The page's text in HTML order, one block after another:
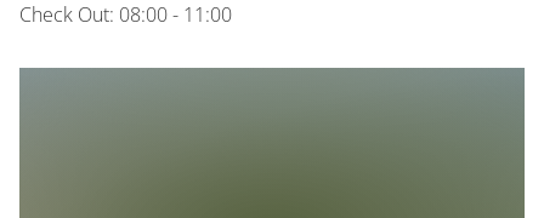
Check Out: 08:00 - 11:00